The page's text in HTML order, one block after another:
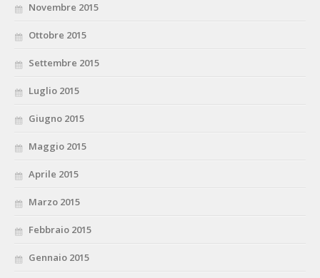
Novembre 2015
Ottobre 2015
Settembre 2015
Luglio 2015
Giugno 2015
Maggio 2015
Aprile 2015
Marzo 2015
Febbraio 2015
Gennaio 2015